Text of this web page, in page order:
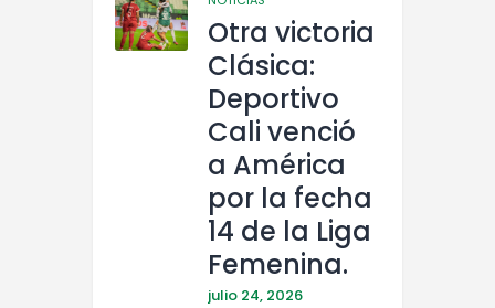
Otra victoria
Clásica:
Deportivo
Cali venció
a América
por la fecha
14 de la Liga
Femenina.
julio 24, 2026